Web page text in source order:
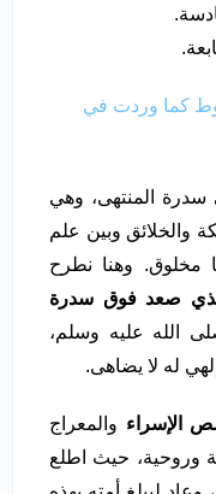
كما وردت في
المنتهى، وهي
والخلائق وبين علم
مخلوق. وهنا نطرح
صعد فوق سدرة
الله عليه وسلم،
له لا يضاهى.
الإسراء والمعراج
وروحية، حيث اطلع